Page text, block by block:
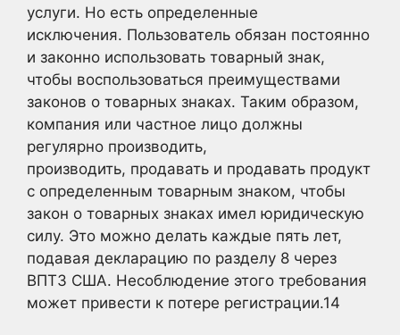
услуги. Но есть определенные
исключения. Пользователь обязан постоянно
и законно использовать товарный знак,
чтобы воспользоваться преимуществами
законов о товарных знаках. Таким образом,
компания или частное лицо должны
регулярно производить,
производить, продавать и продавать продукт
с определенным товарным знаком, чтобы
закон о товарных знаках имел юридическую
силу. Это можно делать каждые пять лет,
подавая декларацию по разделу 8 через
ВПТЗ США. Несоблюдение этого требования
может привести к потере регистрации.14